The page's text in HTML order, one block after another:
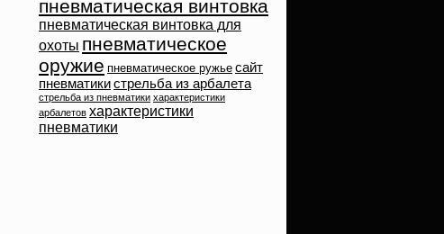
пневматическая винтовка
пневматическая винтовка для
охоты пневматическое
оружие пневматическое ружье сайт
пневматикистрельба из арбалета
стрельба из пневматики характеристики
арбалетов характеристики
пневматики